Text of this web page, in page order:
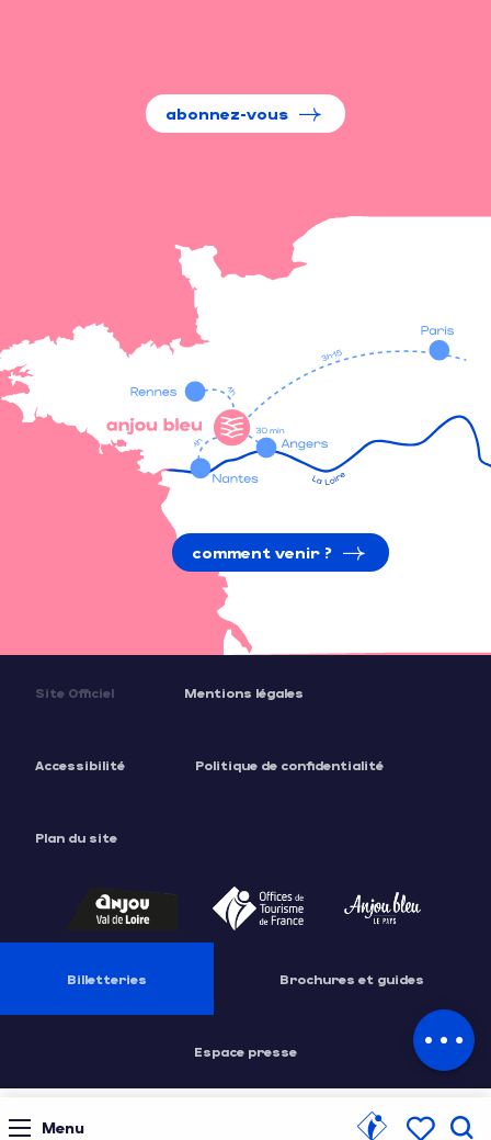
Menu
Tarifs
Contacter par email
abonnez-vous
comment venir ?
Site Officiel Mentions légales
Accessibilité Politique de confidentialité
Plan du site
Billetteries Brochures et guides
Espace presse